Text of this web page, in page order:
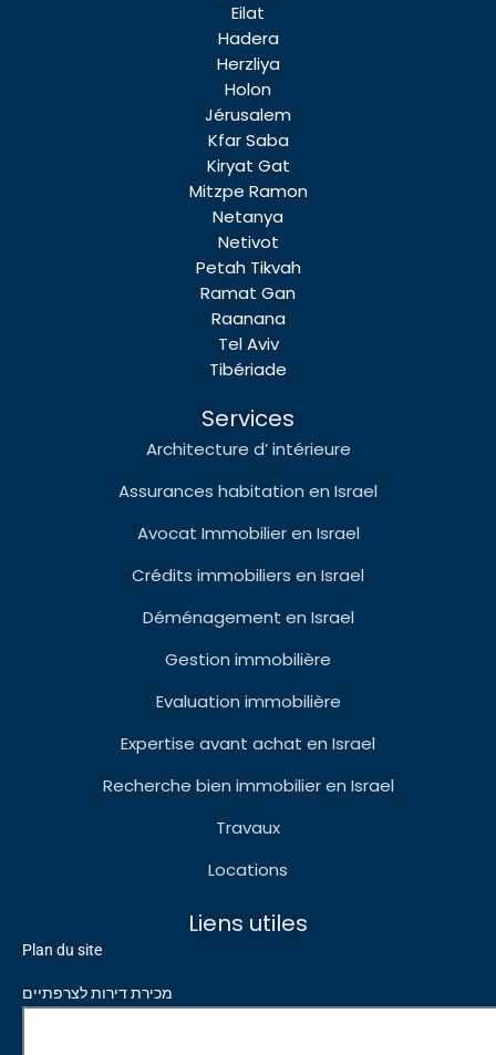
Eilat
Hadera
Herzliya
Holon
Jérusalem
Kfar Saba
Kiryat Gat
Mitzpe Ramon
Netanya
Netivot
Petah Tikvah
Ramat Gan
Raanana
Tel Aviv
Tibériade
Services
Architecture d’ intérieure
Assurances habitation en Israel
Avocat Immobilier en Israel
Crédits immobiliers en Israel
Déménagement en Israel
Gestion immobilière
Evaluation immobilière
Expertise avant achat en Israel
Recherche bien immobilier en Israel
Travaux
Locations
Liens utiles
Plan du site
מכירת דירות לצרפתיים